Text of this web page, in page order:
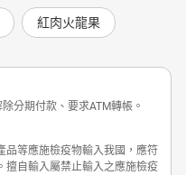
紅肉火龍果
分期付款、要求ATM轉帳。
品等應施檢疫物輸入我國，應符
擅自輸入屬禁止輸入之應施檢疫